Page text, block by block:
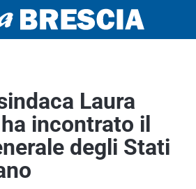
Laura
incontrato il
degli Stati